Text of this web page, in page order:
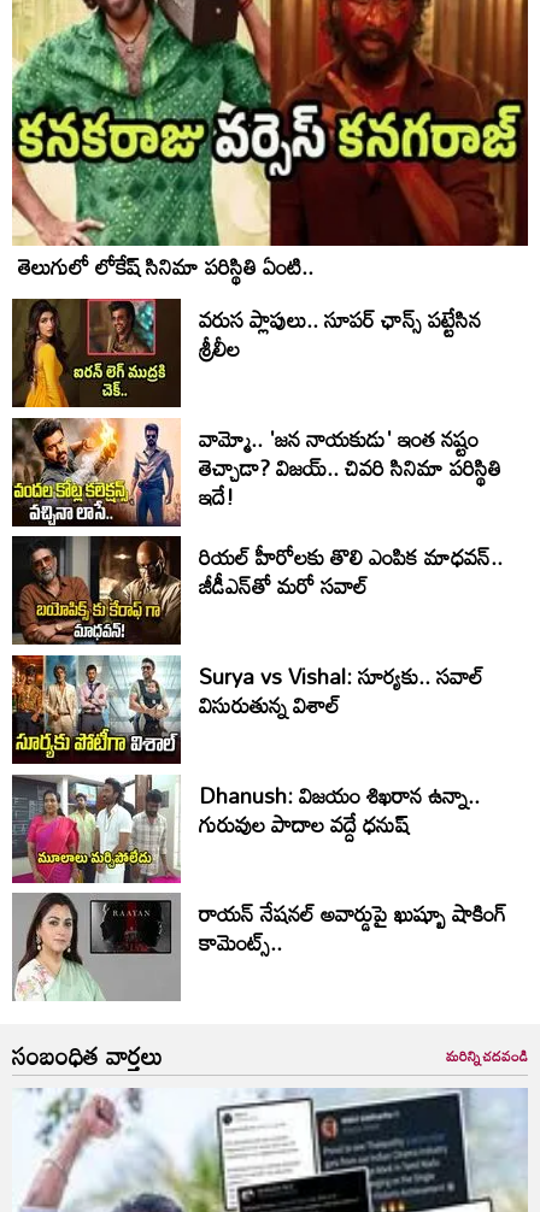
తెలుగులో లోకేష్ సినిమా పరిస్థితి ఏంటి..
వరుస ప్లాపులు.. సూపర్ ఛాన్స్ పట్టేసిన
శ్రీలీల
వామ్మో.. 'జ‌న నాయ‌కుడు' ఇంత నష్టం
తెచ్చాడా? విజయ్.. చివరి సినిమా పరిస్థితి
ఇదే!
రియల్ హీరోలకు తొలి ఎంపిక మాధవన్..
జీడీఎన్‌తో మరో సవాల్
Surya vs Vishal: సూర్యకు.. సవాల్
విసురుతున్న విశాల్
Dhanush: విజయం శిఖరాన ఉన్నా..
గురువుల పాదాల వద్దే ధనుష్‌
రాయన్ నేషనల్ అవార్డుపై ఖుష్బూ షాకింగ్
కామెంట్స్..
సంబంధిత వార్తలు మరిన్ని చదవండి